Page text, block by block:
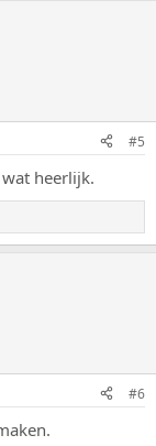
#5
heerlijk.
#6